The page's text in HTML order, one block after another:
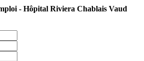
- Hôpital Riviera Chablais Vaud